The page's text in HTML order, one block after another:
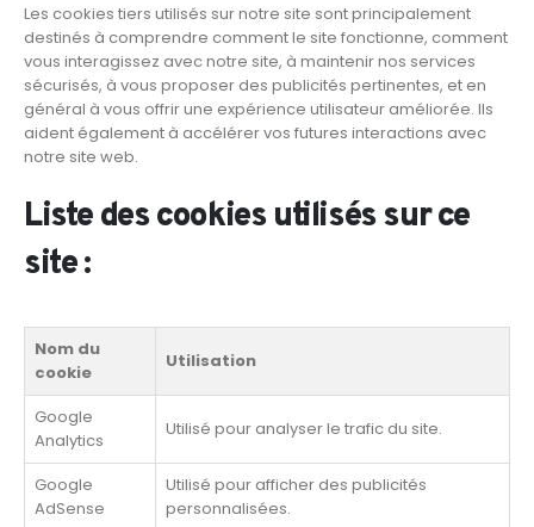
Les cookies tiers utilisés sur notre site sont principalement
destinés à comprendre comment le site fonctionne, comment
vous interagissez avec notre site, à maintenir nos services
sécurisés, à vous proposer des publicités pertinentes, et en
général à vous offrir une expérience utilisateur améliorée. Ils
aident également à accélérer vos futures interactions avec
notre site web.
Liste des cookies utilisés sur ce
site :
Nom du
cookie
Utilisation
Google
Analytics
Utilisé pour analyser le trafic du site.
Google
AdSense
Utilisé pour afficher des publicités
personnalisées.